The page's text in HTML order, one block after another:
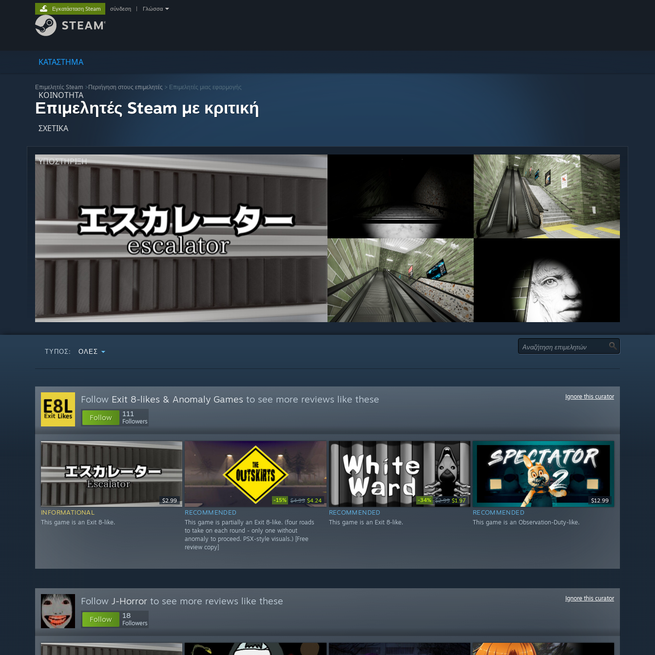
ΚΑΤΑΣΤΗΜΑ
ΚΟΙΝΟΤΗΤΑ
ΣΧΕΤΙΚΆ
ΥΠΟΣΤΗΡΙΞΗ
Εγκατάσταση Steam σύνδεση Γλώσσα
Επιμελητές Steam >Περιήγηση στους επιμελητές > Επιμελητές μιας εφαρμογής
Επιμελητές Steam με κριτική
ΤΎΠΟΣ: ΌΛΕΣ
Follow Exit 8-likes & Anomaly Games to see more reviews like these
Follow 111
Followers
Ignore this curator
$2.99
INFORMATIONAL
This game is an Exit 8-like.
-15% $4.99 $4.24
RECOMMENDED
This game is partially an Exit 8-like. (four roads
to take on each round - only one without
anomaly to proceed. PSX-style visuals.) [Free
review copy]
-34% $2.99 $1.97
RECOMMENDED
This game is an Exit 8-like.
$12.99
RECOMMENDED
This game is an Observation-Duty-like.
Follow J-Horror to see more reviews like these
Follow 18
Followers
Ignore this curator